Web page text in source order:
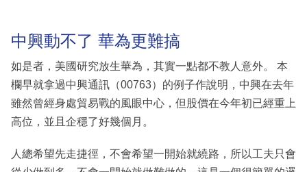
中興動不了 華為更難搞
如是者，美國研究放生華為，其實一點都不教人意外。 本
欄早就拿過中興通訊（00763）的例子作說明，中興在去年
雖然曾經身處貿易戰的風眼中心，但股價在今年初已經重上
高位，並且企穩了好幾個月。
人總希望先走捷徑，不會希望一開始就繞路，所以工夫只會